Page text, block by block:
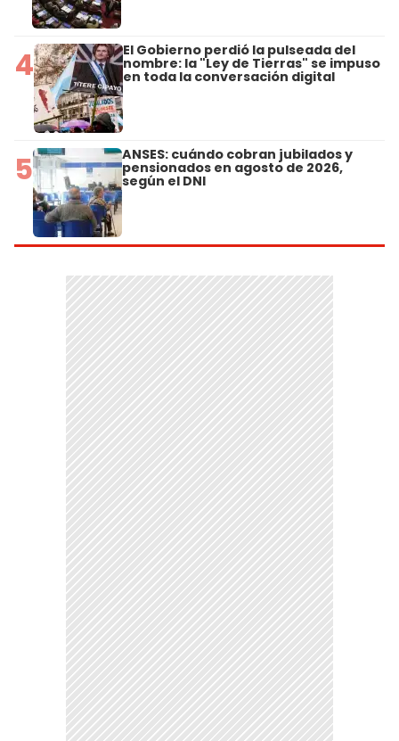
4 El Gobierno perdió la pulseada del
nombre: la "Ley de Tierras" se impuso
en toda la conversación digital
5 ANSES: cuándo cobran jubilados y
pensionados en agosto de 2026,
según el DNI